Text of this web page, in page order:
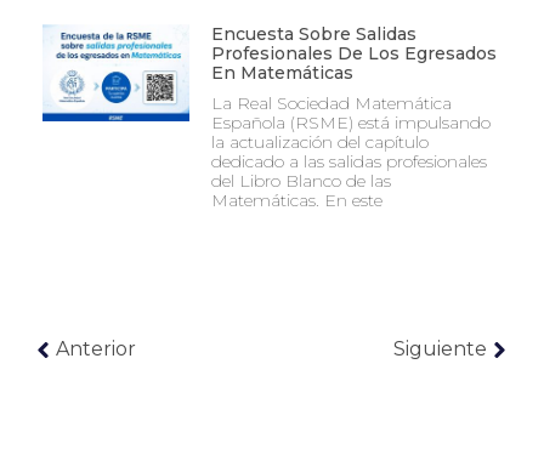
Encuesta Sobre Salidas
Profesionales De Los Egresados
En Matemáticas
La Real Sociedad Matemática
Española (RSME) está impulsando
la actualización del capítulo
dedicado a las salidas profesionales
del Libro Blanco de las
Matemáticas. En este
Anterior Siguiente